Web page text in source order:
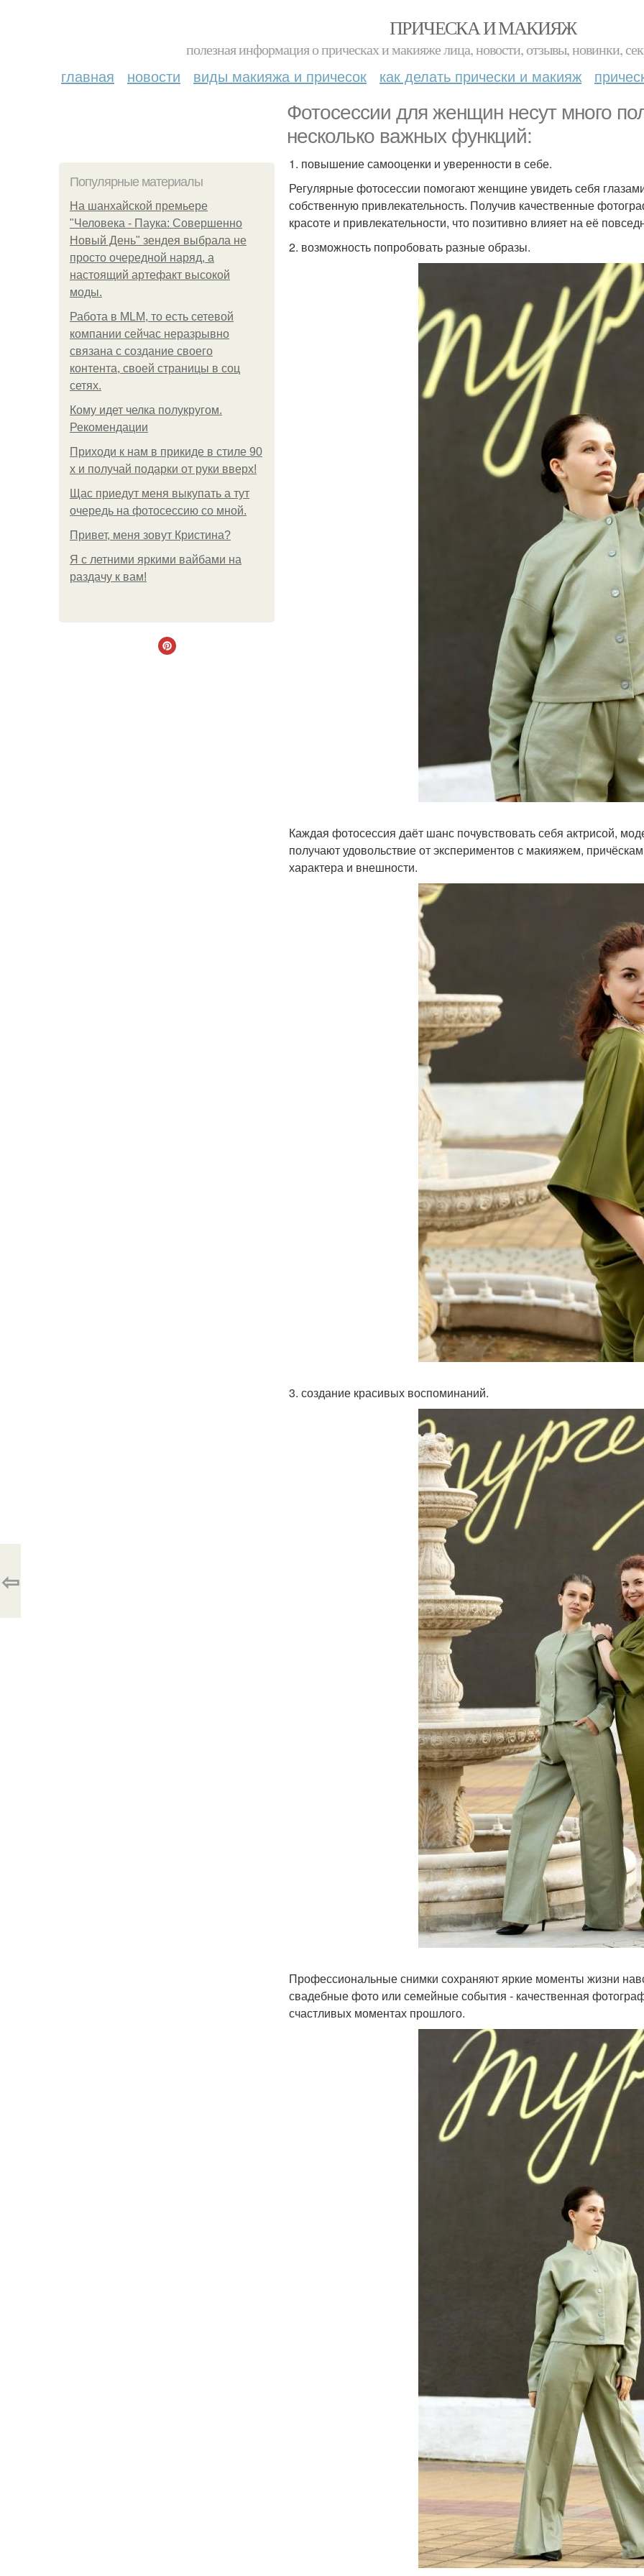
ПРИЧЕСКА И МАКИЯЖ
полезная информация о прическах и макияже лица, новости, отзывы, новинки,
главная новости виды макияжа и причесок как делать прически и макияж
Фотосессии для женщин несут много
несколько важных функций:
Популярные материалы
На шанхайской премьере
"Человека - Паука: Совершенно
Новый День" зендея выбрала не
просто очередной наряд, а
настоящий артефакт высокой
моды.
Работа в MLM, то есть сетевой
компании сейчас неразрывно
связана с создание своего
контента, своей страницы в соц
сетях.
Кому идет челка полукругом.
Рекомендации
Приходи к нам в прикиде в стиле 90
х и получай подарки от руки вверх!
Щас приедут меня выкупать а тут
очередь на фотосессию со мной.
Привет, меня зовут Кристина?
Я с летними яркими вайбами на
раздачу к вам!
1. повышение самооценки и уверенности в себе.
Регулярные фотосессии помогают женщине увидеть себя
собственную привлекательность. Получив качественные
красоте и привлекательности, что позитивно влияет на её
2. возможность попробовать разные образы.
Каждая фотосессия даёт шанс почувствовать себя актрисой,
получают удовольствие от экспериментов с макияжем,
характера и внешности.
3. создание красивых воспоминаний.
Профессиональные снимки сохраняют яркие моменты жизни
свадебные фото или семейные события - качественная
счастливых моментах прошлого.
⇦